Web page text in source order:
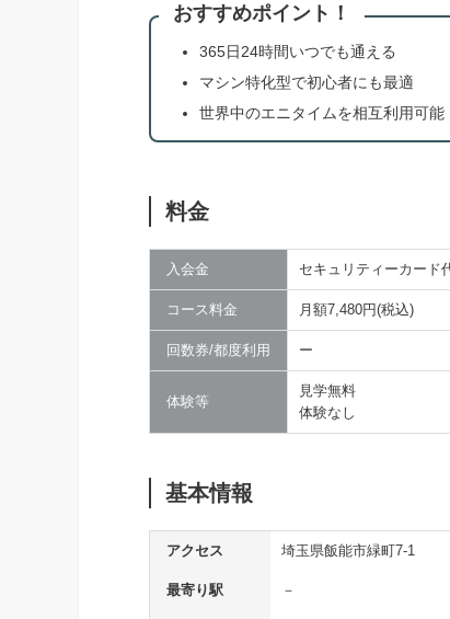
おすすめポイント！
365日24時間いつでも通える
マシン特化型で初心者にも最適
世界中のエニタイムを相互利用可能
料金
入会金 セキュリティーカード
コース料金 月額7,480円(税込)
回数券/都度利用 ー
体験等
見学無料
体験なし
基本情報
アクセス 埼玉県飯能市緑町7-1
最寄り駅 －